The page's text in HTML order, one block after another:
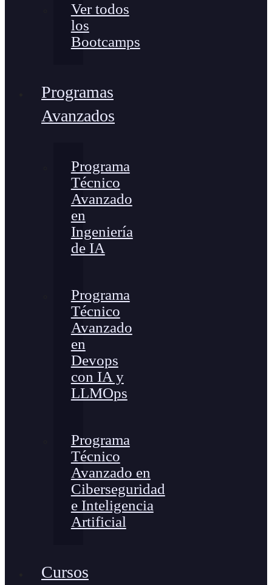
Ver todos
los
Bootcamps
Programas
Avanzados
Programa
Técnico
Avanzado
en
Ingeniería
de IA
Programa
Técnico
Avanzado
en
Devops
con IA y
LLMOps
Programa
Técnico
Avanzado en
Ciberseguridad
e Inteligencia
Artificial
Cursos